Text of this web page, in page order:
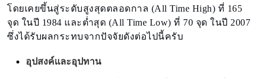
โดยเคยขึ้นสู่ระดับสูงสุดตลอดกาล (All Time High) ที่ 165
จุด ในปี 1984 และต่ำสุด (All Time Low) ที่ 70 จุด ในปี 2007
ซึ่งได้รับผลกระทบจากปัจจัยดังต่อไปนี้ครับ
อุปสงค์และอุปทาน